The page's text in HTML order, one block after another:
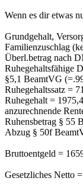
Wenn es dir etwas
Grundgehalt,
Familienzuschlag
Überl.betrag nach
Ruhegehaltsfähige
§5,1 BeamtVG
Ruhegehaltssatz =
Ruhegehalt =
anzurechnende
Ruhensbetrag § 55
Abzug § 50f
Bruttoentgeld =
Gesetzliches Netto